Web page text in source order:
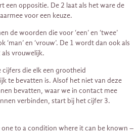
een oppositie. De 2 laat als het ware de
voor een keuze.
de woorden die voor ‘een’ en ‘twee’
en ‘vrouw’. De 1 wordt dan ook als
vrouwelijk.
die elk een grootheid
te bevatten is. Alsof het niet van deze
bevatten, waar we in contact mee
verbinden, start bij het cijfer 3.
one to a condition where it can be known –